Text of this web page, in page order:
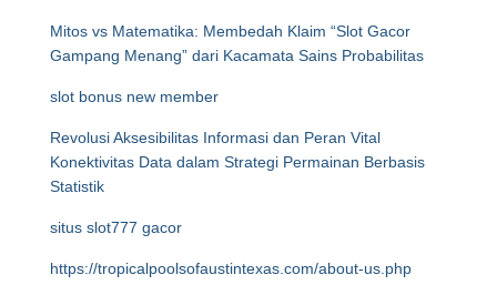
Mitos vs Matematika: Membedah Klaim “Slot Gacor
Gampang Menang” dari Kacamata Sains Probabilitas
slot bonus new member
Revolusi Aksesibilitas Informasi dan Peran Vital
Konektivitas Data dalam Strategi Permainan Berbasis
Statistik
situs slot777 gacor
https://tropicalpoolsofaustintexas.com/about-us.php